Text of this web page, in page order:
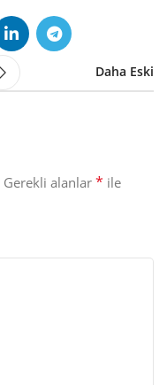
Daha Eski
Gerekli alanlar * ile